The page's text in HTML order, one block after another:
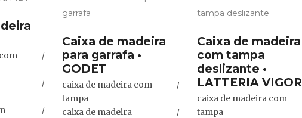
Caixa de madeira
para garrafa •
GODET
caixa de madeira com
tampa
caixa de madeira
Caixa de madeira
com tampa
deslizante •
LATTERIA VIGOR
caixa de madeira com
tampa